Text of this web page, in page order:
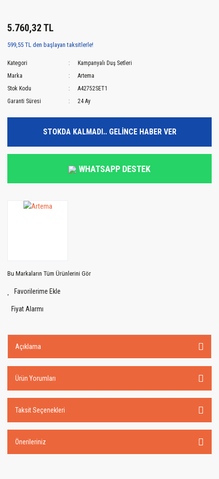
5.760,32 TL
599,55 TL den başlayan taksitlerle!
Kategori
Kampanyalı Duş Setleri
Marka
Artema
Stok Kodu
A42752SET1
Garanti Süresi
24 Ay
STOKDA KALMADI.. GELİNCE HABER VER
WHATSAPP DESTEK
Bu Markaların Tüm Ürünlerini Gör
Fiyat Alarmı
Açıklama
Ürün Yorumları
Taksit Seçenekleri
Önerileriniz